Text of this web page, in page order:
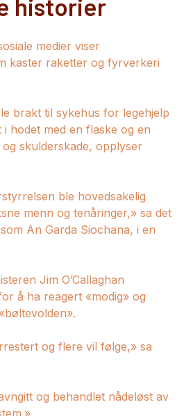
historier
medier viser
kaster raketter og fyrverkeri
brakt til sykehus for legehjelp
hodet med en flaske og en
skulderskade, opplyser
ble hovedsakelig
menn og tenåringer,» sa det
An Garda Siochana, i en
Jim O’Callaghan
å ha reagert «modig» og
og flere vil følge,» sa
og behandlet nådeløst av